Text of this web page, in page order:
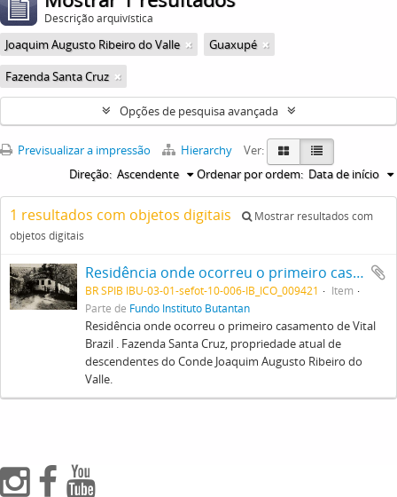
Descrição arquivística
Joaquim Augusto Ribeiro do Valle
Guaxupé
Fazenda Santa Cruz
Opções de pesquisa avançada
Previsualizar a impressão Hierarchy
Ver:
Ordenar por ordem: Data de início
Direção: Ascendente
1 resultados com objetos digitais
Mostrar resultados com
objetos digitais
Residência onde ocorreu o primeiro casamento de Vital Brazil . Fazenda Santa Cruz, propriedade atual de descendentes do Conde Joaquim Augusto Ribeiro do Valle.
BR SPIB IBU-03-01-sefot-10-006-IB_ICO_009421
Item
Parte de Fundo Instituto Butantan
Residência onde ocorreu o primeiro casamento de Vital
Brazil . Fazenda Santa Cruz, propriedade atual de
descendentes do Conde Joaquim Augusto Ribeiro do
Valle.